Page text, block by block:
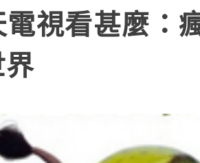
視看甚麼：
界